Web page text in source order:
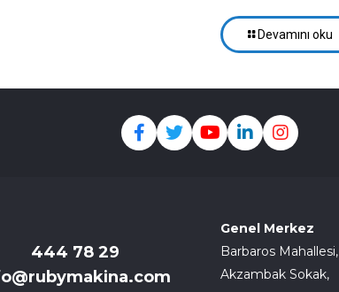
Devamını oku
444 78 29
Genel Merkez
Barbaros Mahallesi,
Akzambak Sokak,